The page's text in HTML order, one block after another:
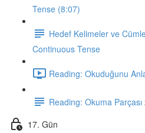
Tense (8:07)
Hedef Kelimeler ve
Continuous Tense
Reading: Okuduğunu
Reading: Okuma Parçası
17. Gün